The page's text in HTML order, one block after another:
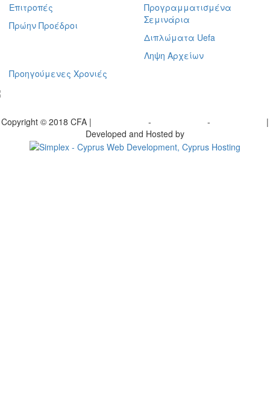
Επιτροπές
Πρώην Προέδροι
Προγραμματισμένα
Σεμινάρια
Διπλώματα Uefa
Ληψη Αρχείων
Προηγούμενες Χρονιές
Copyright © 2018 CFA | - -
|
Developed and Hosted by